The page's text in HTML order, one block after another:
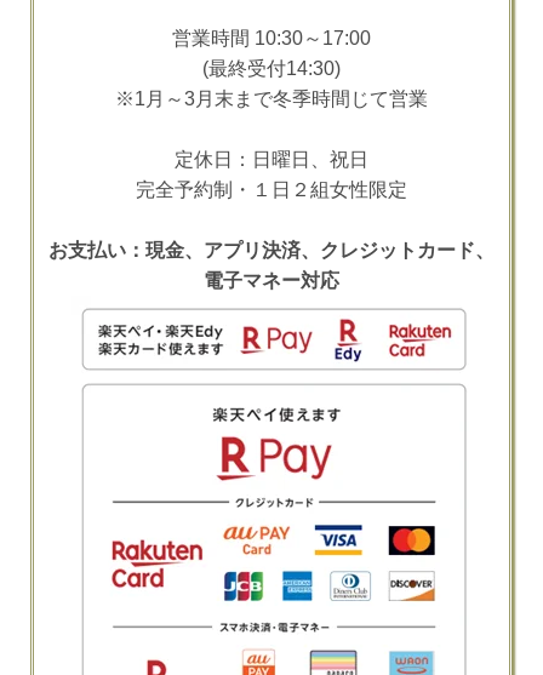
営業時間 10:30～17:00
(最終受付14:30)
※1月～3月末まで冬季時間じて営業
定休日：日曜日、祝日
完全予約制・１日２組女性限定
お支払い：現金、アプリ決済、クレジットカード、
電子マネー対応